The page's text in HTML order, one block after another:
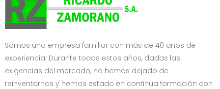
Somos una empresa familiar con más de 40 años de
experiencia. Durante todos estos años, dadas las
exigencias del mercado, no hemos dejado de
reinventarnos y hemos estado en continua formación con